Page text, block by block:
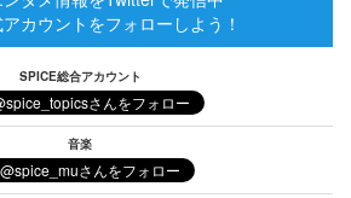
カウントをフォローしよう！
SPICE総合アカウント
音楽